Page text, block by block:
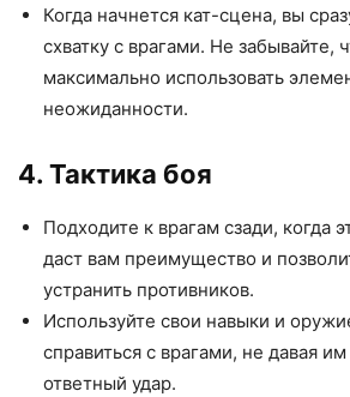
Когда начнется кат-сцена, вы
схватку с врагами. Не
максимально использовать
неожиданности.
4. Тактика боя
Подходите к врагам сзади, когда
даст вам преимущество и
устранить противников.
Используйте свои навыки и
справиться с врагами, не давая
ответный удар.